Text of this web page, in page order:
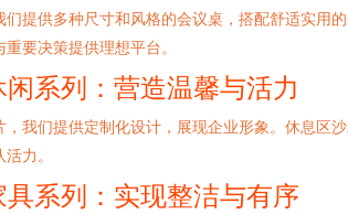
们提供多种尺寸和风格的会议桌，搭配舒适实
要决策提供理想平台。
系列：营造温馨与活力
我们提供定制化设计，展现企业形象。休息区
力。
系列：实现整洁与有序